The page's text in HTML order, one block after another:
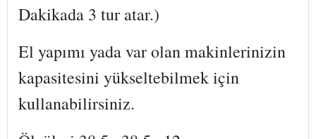
Dakikada 3 tur atar.)
El yapımı yada var olan makinlerinizin
kapasitesini yükseltebilmek için
kullanabilirsiniz.